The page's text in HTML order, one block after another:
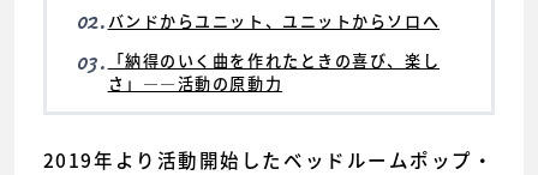
02. バンドからユニット、ユニットからソロへ
03. 「納得のいく曲を作れたときの喜び、楽し
さ」――活動の原動力
2019年より活動開始したベッドルームポップ・